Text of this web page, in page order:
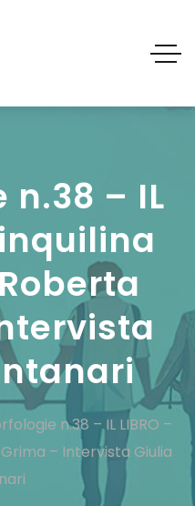
n.38 – IL
n.38 – IL LIBRO –
– Intervista Giulia